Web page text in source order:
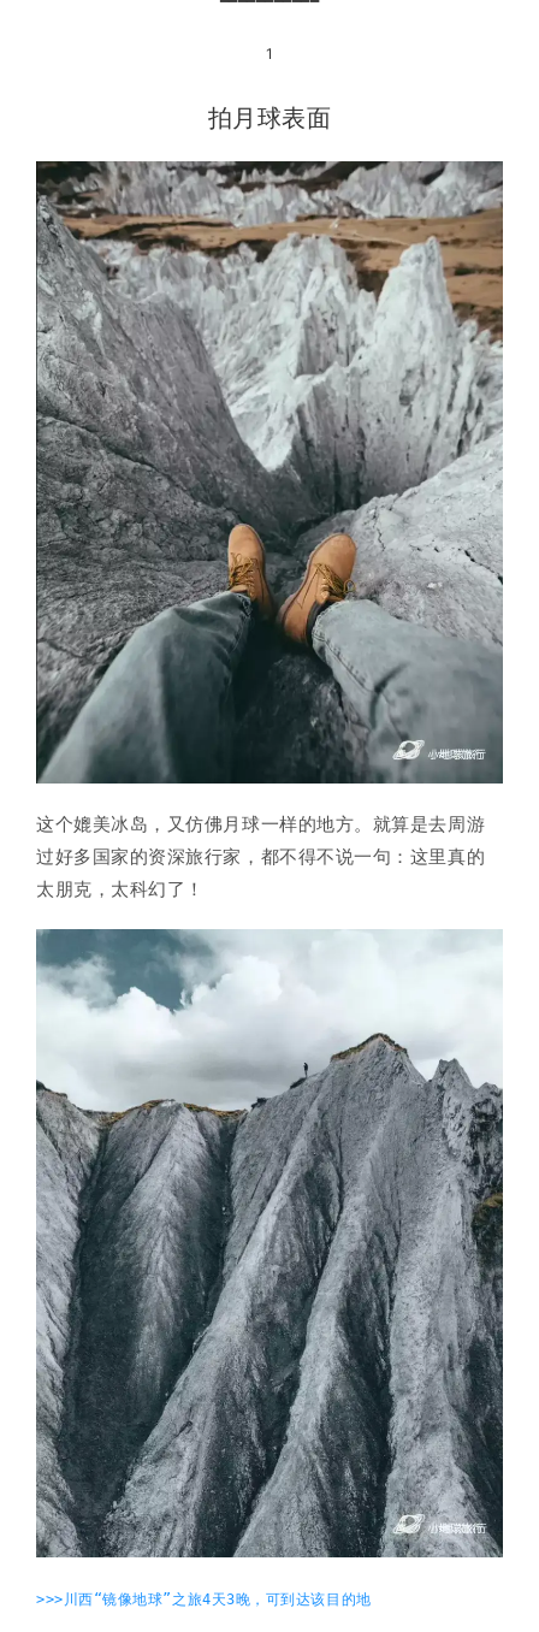
1
拍月球表面
这个媲美冰岛，又仿佛月球一样的地方。就算是去周游
过好多国家的资深旅行家，都不得不说一句：这里真的
太朋克，太科幻了！
>>>川西“镜像地球”之旅4天3晚，可到达该目的地